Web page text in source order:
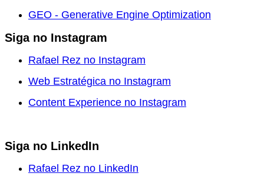
GEO - Generative Engine Optimization
Siga no Instagram
Rafael Rez no Instagram
Web Estratégica no Instagram
Content Experience no Instagram
Siga no LinkedIn
Rafael Rez no LinkedIn